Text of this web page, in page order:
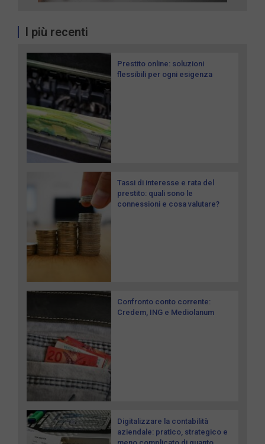
I più recenti
Prestito online: soluzioni
flessibili per ogni esigenza
Tassi di interesse e rata del
prestito: quali sono le
connessioni e cosa valutare?
Confronto conto corrente:
Credem, ING e Mediolanum
Digitalizzare la contabilità
aziendale: pratico, strategico e